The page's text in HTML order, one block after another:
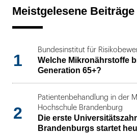
Meistgelesene Beiträge
1
Bundesinstitut für
Welche Mikronährstoffe
Generation 65+?
2
Patientenbehandlung in der
Hochschule Brandenburg
Die erste
Brandenburgs startet